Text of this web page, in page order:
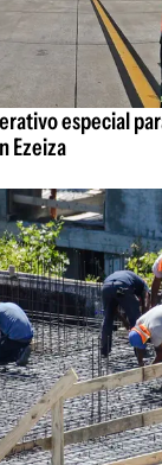
especial
Ezeiza